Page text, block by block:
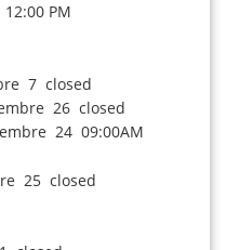
PM
7 closed
26 closed
24 09:00AM
25 closed